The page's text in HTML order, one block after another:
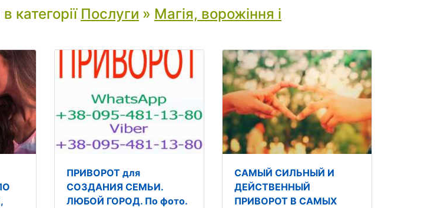
категорії Послуги » Магія, ворожіння і
ПРИВОРОТ для
СОЗДАНИЯ СЕМЬИ.
ЛЮБОЙ ГОРОД. По фото.
САМЫЙ СИЛЬНЫЙ И
ДЕЙСТВЕННЫЙ
ПРИВОРОТ В САМЫХ